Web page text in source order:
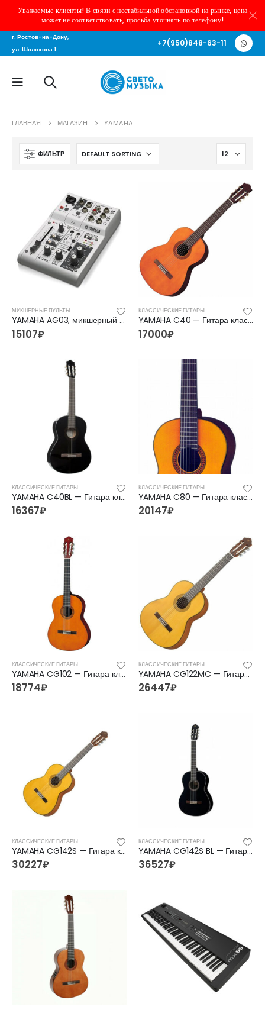
Уважаемые клиенты! В связи с нестабильной обстановкой на рынке, цена
может не соответствовать, просьба уточнять по телефону!
г. Ростов-на-Дону,
ул. Шолохова 1
+7(950)848-63-11
ГЛАВНАЯ МАГАЗИН YAMAHA
ФИЛЬТР
МИКШЕРНЫЕ ПУЛЬТЫ
YAMAHA AG03, микшерный пульт
15107₽
КЛАССИЧЕСКИЕ ГИТАРЫ
YAMAHA C40 — Гитара классическая 4/4 Ямаха
17000₽
КЛАССИЧЕСКИЕ ГИТАРЫ
YAMAHA C40BL — Гитара классическая 4/4 Ямаха
16367₽
КЛАССИЧЕСКИЕ ГИТАРЫ
YAMAHA C80 — Гитара классическая 4/4 Ямаха
20147₽
КЛАССИЧЕСКИЕ ГИТАРЫ
YAMAHA CG102 — Гитара классическая 4/4 Ямаха
18774₽
КЛАССИЧЕСКИЕ ГИТАРЫ
YAMAHA CG122MC — Гитара классическая 4/4 Ямаха
26447₽
КЛАССИЧЕСКИЕ ГИТАРЫ
YAMAHA CG142S — Гитара классическая 4/4 Ямаха
30227₽
КЛАССИЧЕСКИЕ ГИТАРЫ
YAMAHA CG142S BL — Гитара классическая 4/4 Ямаха
36527₽
4700 ₽
5400₽ 4500
6300₽
4700₽ 3500
5400₽ 4500